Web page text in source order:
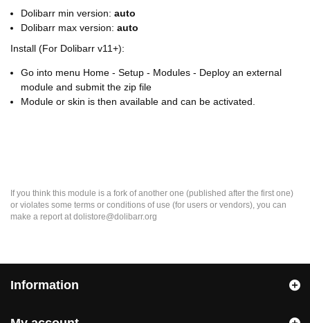
Dolibarr min version: auto
Dolibarr max version: auto
Install (For Dolibarr v11+):
Go into menu Home - Setup - Modules - Deploy an external
module and submit the zip file
Module or skin is then available and can be activated.
If you think this module is a fork of another one (published after the first one)
or violates some terms or conditions of use (for users or vendors), you can
make a report at dolistore@dolibarr.org
Information